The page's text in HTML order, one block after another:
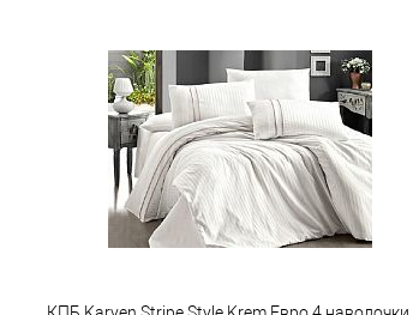
Купить в 1 клик
Сравнение
В избранное
В наличии